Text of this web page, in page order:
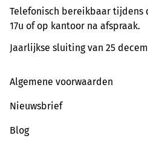
Telefonisch bereikbaar tijdens
17u of op kantoor na afspraak.
Jaarlijkse sluiting van 25
Algemene voorwaarden
Nieuwsbrief
Blog